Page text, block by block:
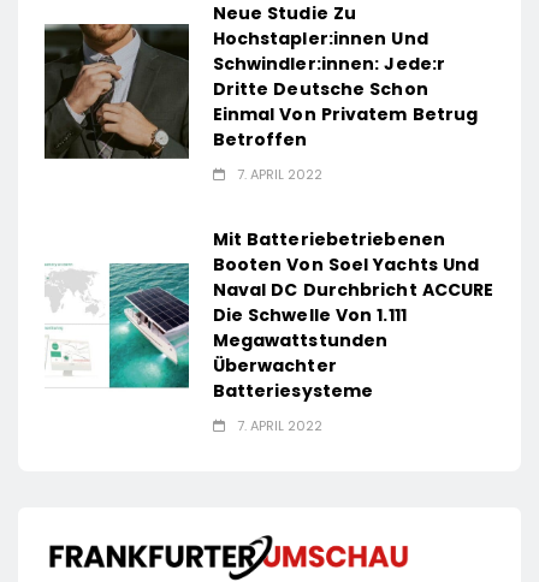
Neue Studie Zu
Hochstapler:innen Und
Schwindler:innen: Jede:r
Dritte Deutsche Schon
Einmal Von Privatem Betrug
Betroffen
7. APRIL 2022
Mit Batteriebetriebenen
Booten Von Soel Yachts Und
Naval DC Durchbricht ACCURE
Die Schwelle Von 1.111
Megawattstunden
Überwachter
Batteriesysteme
7. APRIL 2022